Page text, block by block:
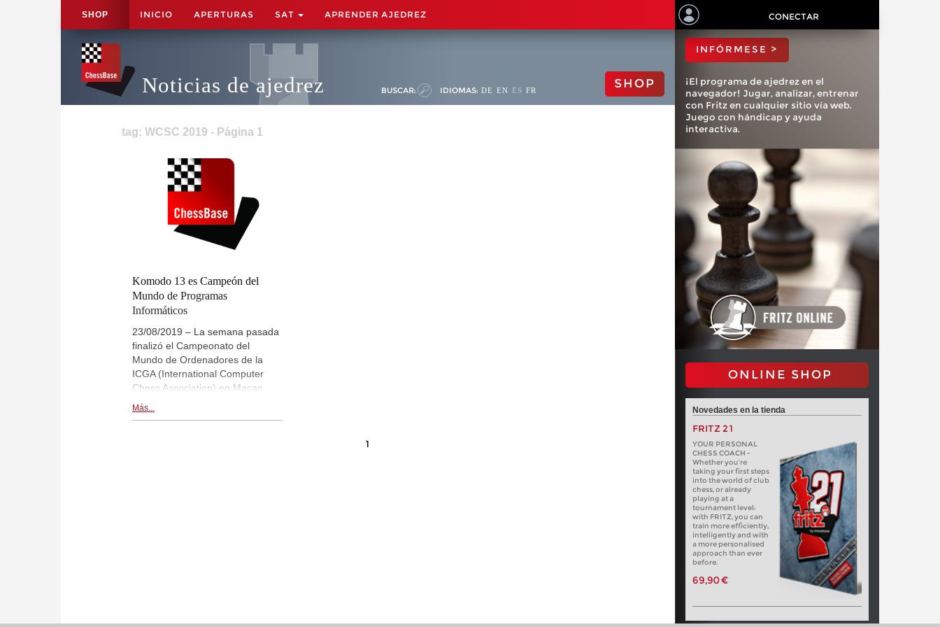
SHOP INICIO APERTURAS SAT APRENDER AJEDREZ CONECTAR
Noticias de ajedrez BUSCAR: IDIOMAS: DE EN ES FR SHOP
tag: WCSC 2019 - Página 1
Komodo 13 es Campeón del
Mundo de Programas
Informáticos
23/08/2019 – La semana pasada
finalizó el Campeonato del
Mundo de Ordenadores de la
ICGA (International Computer
Chess Association) en Macao,
China. Para ser precisos, tras ese
término prosáico se esconden
Más...
1
ChessBase?
INFÓRMESE >
¡El programa de ajedrez en el
navegador! Jugar, analizar, entrenar
con Fritz en cualquier sitio vía web.
Juego con hándicap y ayuda
interactiva.
ONLINE SHOP
Novedades en la tienda
FRITZ 21
YOUR PERSONAL
CHESS COACH -
Whether you’re
taking your first steps
into the world of club
chess, or already
playing at a
tournament level:
with FRITZ, you can
train more efficiently,
intelligently and with
a more personalised
approach than ever
before.
69,90 €